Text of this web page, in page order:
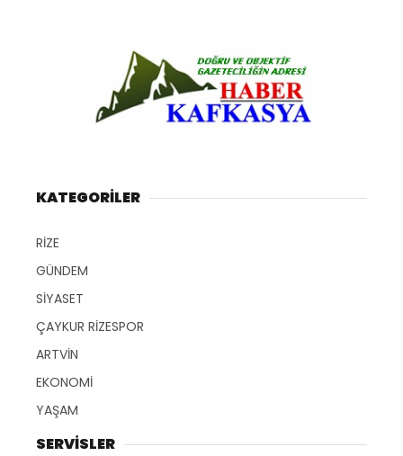
KATEGORİLER
RİZE
GÜNDEM
SİYASET
ÇAYKUR RİZESPOR
ARTVİN
EKONOMİ
YAŞAM
SERVİSLER